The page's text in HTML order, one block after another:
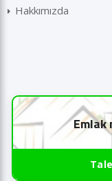
Hakkımızda
Emlak